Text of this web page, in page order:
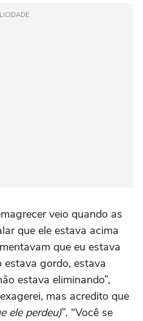
veio quando as
que ele estava acima
que eu estava
gordo, estava
estava eliminando”,
mas acredito que
ele perdeu)”. “Você se